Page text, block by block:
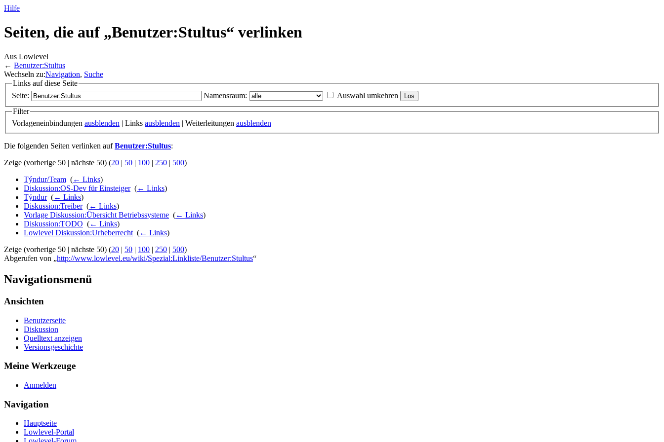
Hilfe
Seiten, die auf „Benutzer:Stultus“ verlinken
Aus Lowlevel
← Benutzer:Stultus
Wechseln zu:Navigation, Suche
Links auf diese Seite
Seite:
Namensraum:
Auswahl umkehren
Filter
Vorlageneinbindungen ausblenden | Links ausblenden | Weiterleitungen ausblenden
Die folgenden Seiten verlinken aufBenutzer:Stultus:
Zeige (vorherige 50 | nächste 50) (20 | 50 | 100 | 250 | 500)
Týndur/Team (← Links)
Diskussion:OS-Dev für Einsteiger‎ (← Links)
Týndur‎ (← Links)
Diskussion:Treiber‎ (← Links)
Vorlage Diskussion:Übersicht Betriebssysteme (← Links)
Diskussion:TODO (← Links)
Lowlevel Diskussion:Urheberrecht (← Links)
Zeige (vorherige 50 | nächste 50) (20 | 50 | 100 | 250 | 500)
Abgerufen von „http://www.lowlevel.eu/wiki/Spezial:Linkliste/Benutzer:Stultus“
Navigationsmenü
Ansichten
Benutzerseite
Diskussion
Quelltext anzeigen
Versionsgeschichte
Meine Werkzeuge
Anmelden
Navigation
Hauptseite
Lowlevel-Portal